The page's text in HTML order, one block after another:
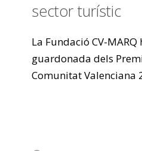
sector turístic
La Fundació CV-MARQ
guardonada dels
Comunitat Valenciana